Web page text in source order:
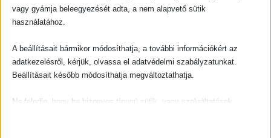
1066 Budapest, Ó utca 16.
TELEFON:
EMAIL:
rendeles@evangeliumikiado.hu
vagy gyámja beleegyezését adta, a nem alapvető sütik
használatához.
A beállításait bármikor módosíthatja, a további információkért az
adatkezelésről, kérjük, olvassa el adatvédelmi szabályzatunkat.
Beállításait később módosíthatja megváltoztathatja.
Ne feledje, hogy ha bizonyos típusú sütik, vagy szolgáltatások